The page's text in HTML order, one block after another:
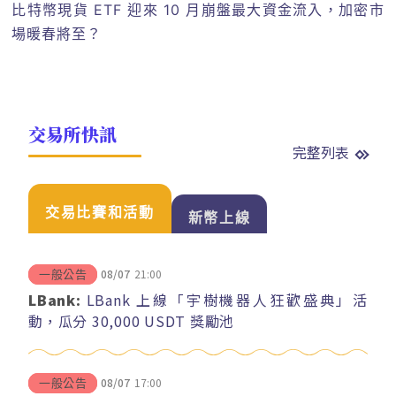
比特幣現貨 ETF 迎來 10 月崩盤最大資金流入，加密市
場暖春將至？
交易所快訊
完整列表
交易比賽和活動 新幣上線
一般公告 08/07 21:00
LBank: LBank 上線「宇樹機器人狂歡盛典」活
動，瓜分 30,000 USDT 獎勵池
一般公告 08/07 17:00